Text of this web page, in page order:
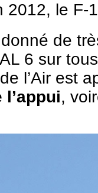
2012, le F-
de
6 sur
l’Air est
,